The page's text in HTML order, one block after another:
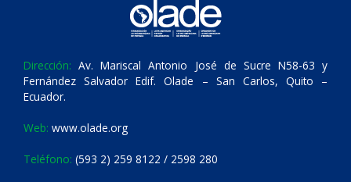
Dirección: Av. Mariscal Antonio José de Sucre N58-63 y
Fernández Salvador Edif. Olade – San Carlos, Quito –
Ecuador.
Web: www.olade.org
Teléfono: (593 2) 259 8122 / 2598 280